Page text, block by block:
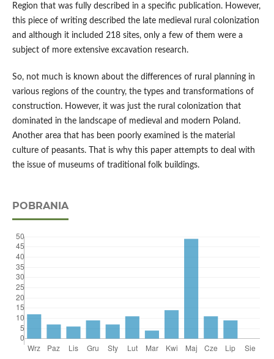
Region that was fully described in a specific publication. However,
this piece of writing described the late medieval rural colonization
and although it included 218 sites, only a few of them were a
subject of more extensive excavation research.
So, not much is known about the differences of rural planning in
various regions of the country, the types and transformations of
construction. However, it was just the rural colonization that
dominated in the landscape of medieval and modern Poland.
Another area that has been poorly examined is the material
culture of peasants. That is why this paper attempts to deal with
the issue of museums of traditional folk buildings.
POBRANIA